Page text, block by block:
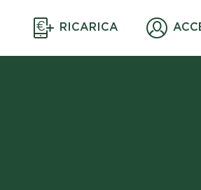
RICARICA